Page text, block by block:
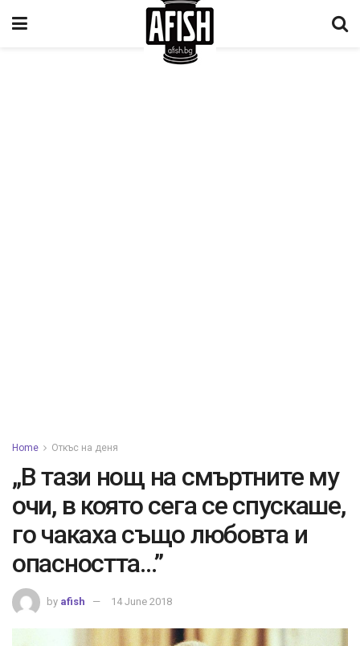
Home Откъс на деня
„В тази нощ на смъртните му
очи, в която сега се спускаше,
го чакаха също любовта и
опасността…”
by afish 14 June 2018